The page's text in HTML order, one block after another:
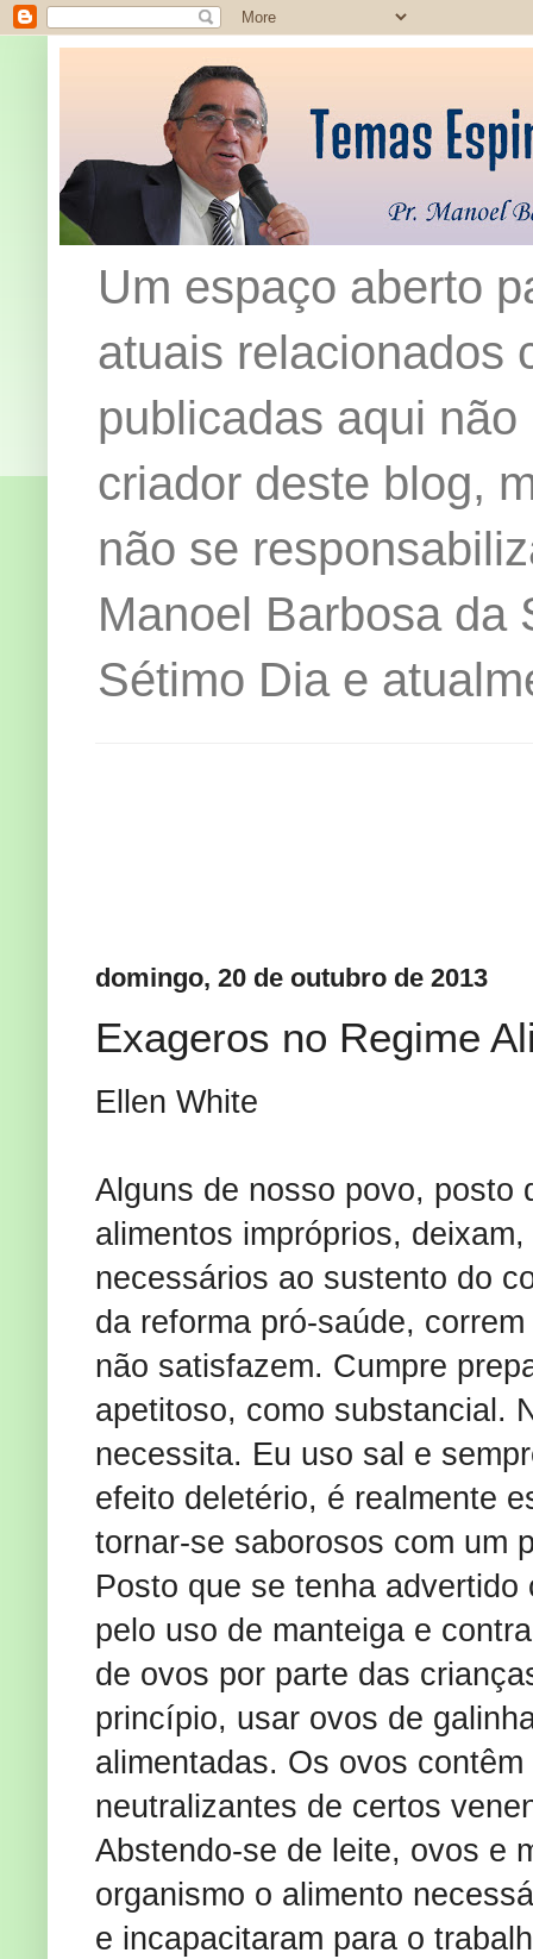
Um espaço aberto
atuais relacionados
publicadas aqui
criador deste blog,
não se
Manoel Barbosa da
Sétimo Dia e
domingo, 20 de outubro de 2013
Exageros no Regime
Ellen White
Alguns de nosso povo, posto
alimentos impróprios,
necessários ao sustento do
da reforma pró-saúde,
não satisfazem. Cumpre
apetitoso, como substancial.
necessita. Eu uso sal e
efeito deletério, é realmente
tornar-se saborosos com um
Posto que se tenha
pelo uso de manteiga e
de ovos por parte das
princípio, usar ovos de
alimentadas. Os ovos
neutralizantes de certos
Abstendo-se de leite, ovos e
organismo o alimento
e incapacitaram para o